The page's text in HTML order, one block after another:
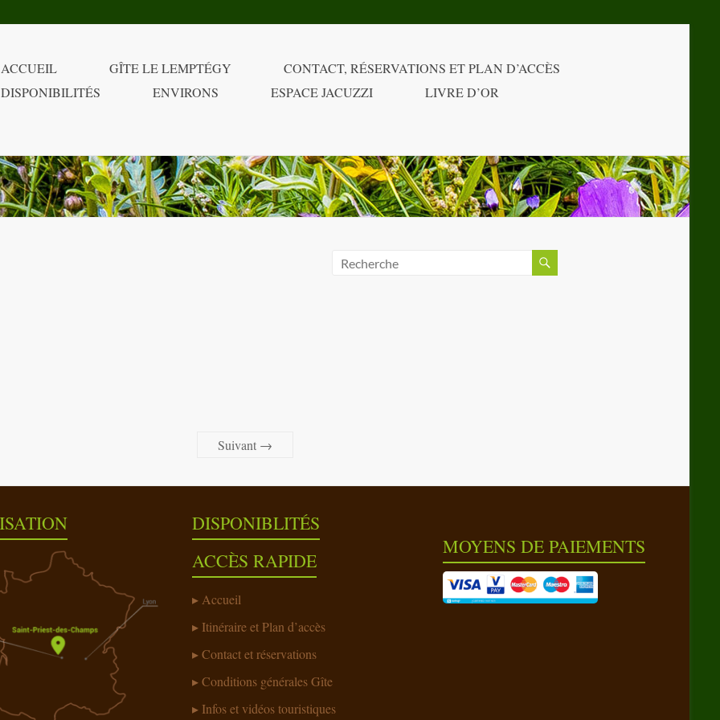
ACCUEIL GÎTE LE LEMPTÉGY
CONTACT, RÉSERVATIONS ET PLAN D’ACCÈS
DISPONIBILITÉS
ENVIRONS ESPACE JACUZZI LIVRE D’OR
Suivant →
DISPONIBLITÉS
ACCÈS RAPIDE
Accueil
Itinéraire et Plan d’accès
Contact et réservations
Conditions générales Gîte
Infos et vidéos touristiques
MOYENS DE PAIEMENTS